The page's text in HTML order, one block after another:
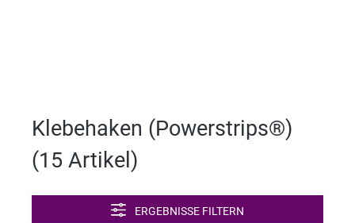
Klebehaken (Powerstrips®)
(15 Artikel )
ERGEBNISSE FILTERN